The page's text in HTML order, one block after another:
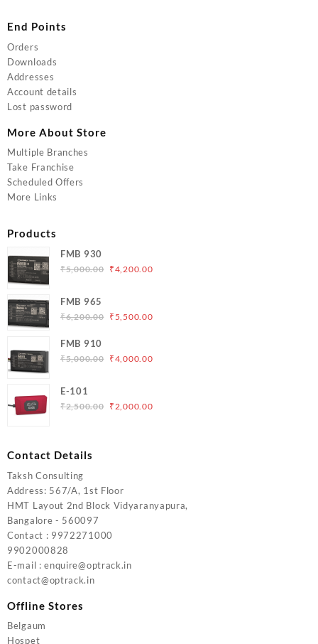
End Points
Orders
Downloads
Addresses
Account details
Lost password
More About Store
Multiple Branches
Take Franchise
Scheduled Offers
More Links
Products
FMB 930
₹5,000.00 Original
₹5,000.00.
₹4,200.00Current
FMB 965
₹6,200.00 Original
₹6,200.00.
₹ 5,500.00Current
₹5,500.00.
FMB 910
₹5,000.00 Original
₹5,000.00.
₹4,000.00Current
E-101
₹2,500.00 Original
₹2,000.00Current
Contact Details
Taksh Consulting
Address: 567/A, 1st Floor
HMT Layout 2nd Block Vidyaranyapura,
Bangalore - 560097
Contact : 9972271000
9902000828
E-mail : enquire@optrack.in
contact@optrack.in
Offline Stores
Belgaum
Hospet